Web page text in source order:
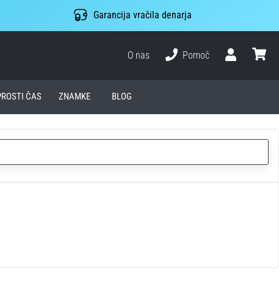
Garancija vračila denarja
O nas
Pomoč
ČAS ZNAMKE BLOG